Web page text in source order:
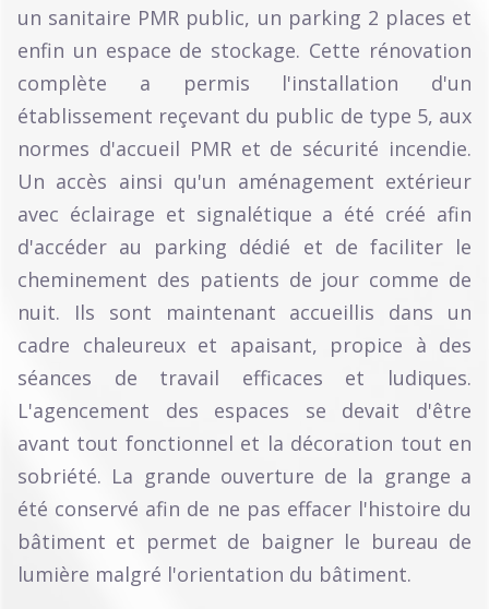
un sanitaire PMR public, un parking 2 places et
enfin un espace de stockage. Cette rénovation
complète a permis l'installation d'un
établissement reçevant du public de type 5, aux
normes d'accueil PMR et de sécurité incendie.
Un accès ainsi qu'un aménagement extérieur
avec éclairage et signalétique a été créé afin
d'accéder au parking dédié et de faciliter le
cheminement des patients de jour comme de
nuit. Ils sont maintenant accueillis dans un
cadre chaleureux et apaisant, propice à des
séances de travail efficaces et ludiques.
L'agencement des espaces se devait d'être
avant tout fonctionnel et la décoration tout en
sobriété. La grande ouverture de la grange a
été conservé afin de ne pas effacer l'histoire du
bâtiment et permet de baigner le bureau de
lumière malgré l'orientation du bâtiment.